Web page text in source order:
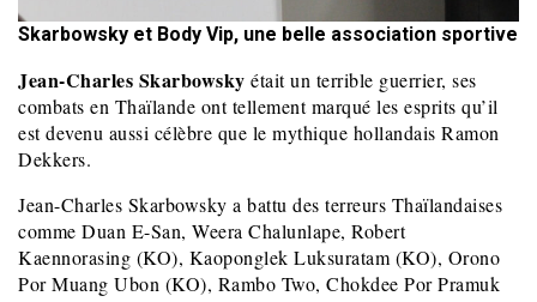
Skarbowsky et Body Vip, une belle association sportive
Jean-Charles Skarbowsky était un terrible guerrier, ses
combats en Thaïlande ont tellement marqué les esprits qu’il
est devenu aussi célèbre que le mythique hollandais Ramon
Dekkers.
Jean-Charles Skarbowsky a battu des terreurs Thaïlandaises
comme Duan E-San, Weera Chalunlape, Robert
Kaennorasing (KO), Kaoponglek Luksuratam (KO), Orono
Por Muang Ubon (KO), Rambo Two, Chokdee Por Pramuk